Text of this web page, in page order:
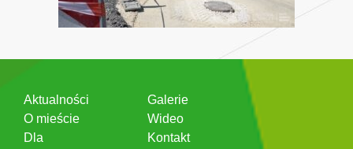
Aktualności
O mieście
Dla
Galerie
Wideo
Kontakt